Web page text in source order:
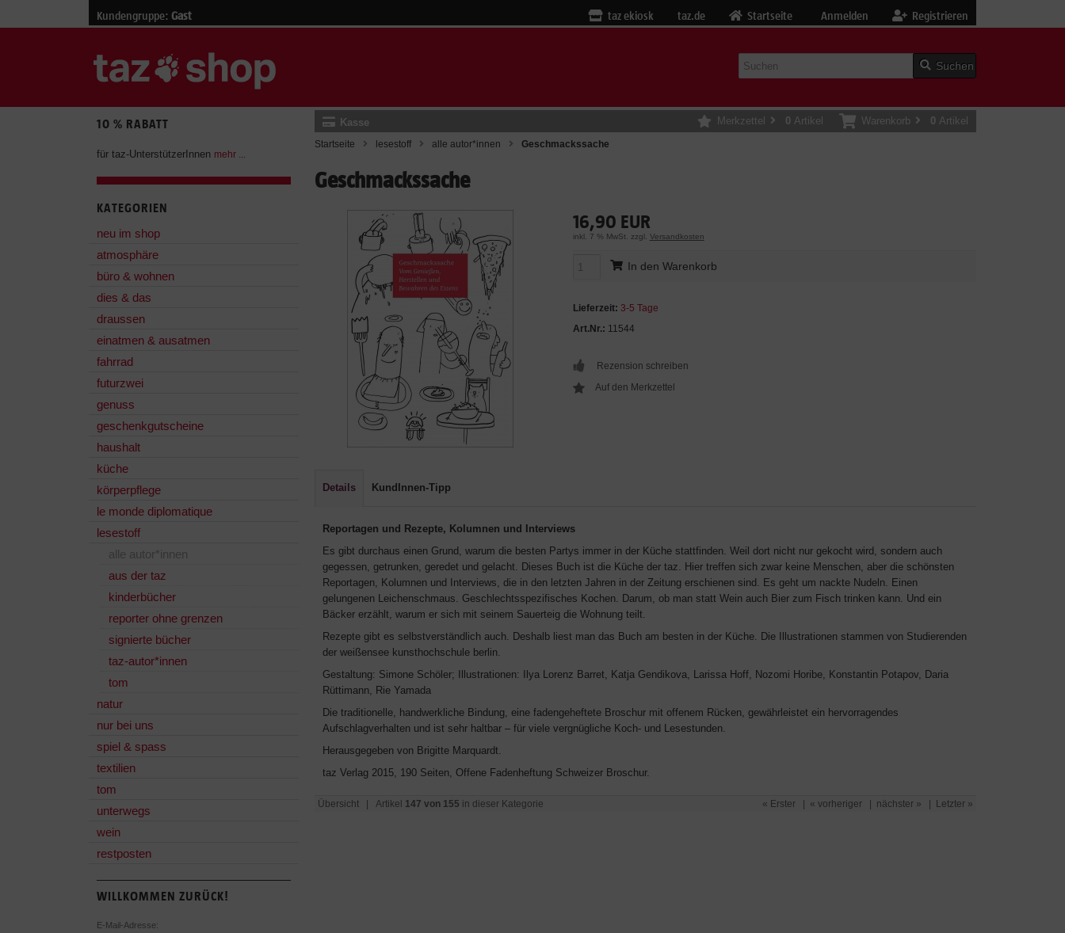
Kundengruppe: Gast Registrieren
Anmelden
Startseite
taz.de
taz ekiosk
Suchen
Kasse Warenkorb 0 Artikel
Merkzettel 0 Artikel
Startseite lesestoff alle autor*innen Geschmackssache
Geschmackssache
16,90 EUR
inkl. 7 % MwSt. zzgl. Versandkosten
In den Warenkorb
Lieferzeit: 3-5 Tage
Art.Nr.: 11544
Rezension schreiben
Details KundInnen-Tipp
Reportagen und Rezepte, Kolumnen und Interviews
Es gibt durchaus einen Grund, warum die besten Partys immer in der Küche stattfinden. Weil dort nicht nur gekocht wird, sondern auch
gegessen, getrunken, geredet und gelacht. Dieses Buch ist die Küche der taz. Hier treffen sich zwar keine Menschen, aber die schönsten
Reportagen, Kolumnen und Interviews, die in den letzten Jahren in der Zeitung erschienen sind. Es geht um nackte Nudeln. Einen
gelungenen Leichenschmaus. Geschlechtsspezifisches Kochen. Darum, ob man statt Wein auch Bier zum Fisch trinken kann. Und ein
Bäcker erzählt, warum er sich mit seinem Sauerteig die Wohnung teilt.
Rezepte gibt es selbstverständlich auch. Deshalb liest man das Buch am besten in der Küche. Die Illustrationen stammen von Studierenden
der weißensee kunsthochschule berlin.
Gestaltung: Simone Schöler; Illustrationen: Ilya Lorenz Barret, Katja Gendikova, Larissa Hoff, Nozomi Horibe, Konstantin Potapov, Daria
Rüttimann, Rie Yamada
Die traditionelle, handwerkliche Bindung, eine fadengeheftete Broschur mit offenem Rücken, gewährleistet ein hervorragendes
Aufschlagverhalten und ist sehr haltbar – für viele vergnügliche Koch- und Lesestunden.
Herausgegeben von Brigitte Marquardt.
taz Verlag 2015, 190 Seiten, Offene Fadenheftung Schweizer Broschur.
Übersicht | Artikel 147 von 155 in dieser Kategorie « Erster « vorheriger nächster » Letzter »
10 % RABATT
für taz-UnterstützerInnen mehr ...
KATEGORIEN
neu im shop
atmosphäre
büro & wohnen
dies & das
draussen
einatmen & ausatmen
fahrrad
futurzwei
genuss
geschenkgutscheine
haushalt
küche
körperpflege
le monde diplomatique
lesestoff
alle autor*innen
aus der taz
kinderbücher
reporter ohne grenzen
signierte bücher
taz-autor*innen
tom
natur
nur bei uns
spiel & spass
textilien
tom
unterwegs
wein
restposten
WILLKOMMEN ZURÜCK!
E-Mail-Adresse: